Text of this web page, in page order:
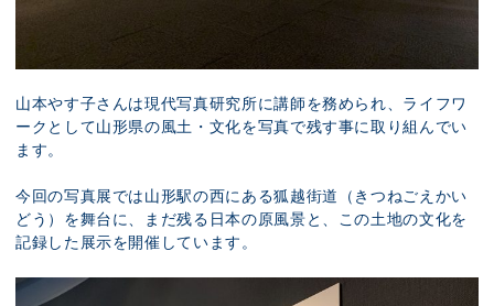
山本やす子さんは現代写真研究所に講師を務められ、ライフワ
ークとして山形県の風土・文化を写真で残す事に取り組んでい
ます。
今回の写真展では山形駅の西にある狐越街道（きつねごえかい
どう）を舞台に、まだ残る日本の原風景と、この土地の文化を
記録した展示を開催しています。